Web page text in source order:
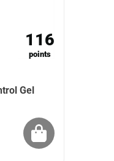
116
points
Gel